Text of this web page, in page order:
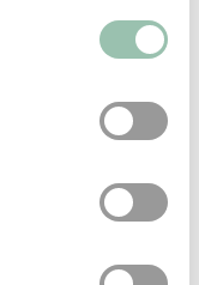
använt deras